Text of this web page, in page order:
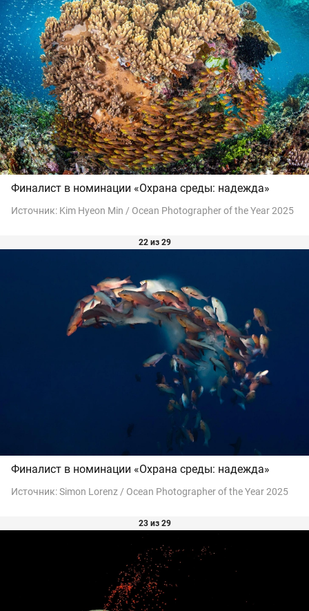
Финалист в номинации «Охрана среды: надежда»
Источник: Kim Hyeon Min / Ocean Photographer of the Year 2025
22 из 29
Финалист в номинации «Охрана среды: надежда»
Источник:Simon Lorenz / Ocean Photographer of the Year 2025
23 из 29